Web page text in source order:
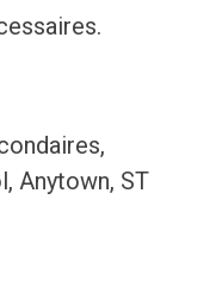
Anytown, ST